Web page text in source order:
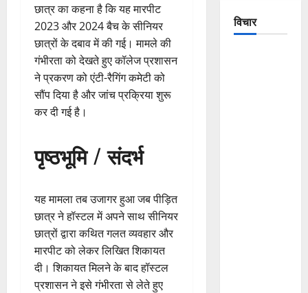
छात्र का कहना है कि यह मारपीट
2023 और 2024 बैच के सीनियर
छात्रों के दबाव में की गई। मामले की
गंभीरता को देखते हुए कॉलेज प्रशासन
ने प्रकरण को एंटी-रैगिंग कमेटी को
सौंप दिया है और जांच प्रक्रिया शुरू
कर दी गई है।
पृष्ठभूमि / संदर्भ
यह मामला तब उजागर हुआ जब पीड़ित
छात्र ने हॉस्टल में अपने साथ सीनियर
छात्रों द्वारा कथित गलत व्यवहार और
मारपीट को लेकर लिखित शिकायत
दी। शिकायत मिलने के बाद हॉस्टल
प्रशासन ने इसे गंभीरता से लेते हुए
विचार